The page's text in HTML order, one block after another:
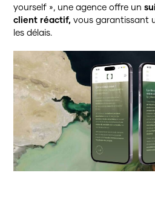
yourself », une agence offre un
client réactif, vous garantissant
les délais.